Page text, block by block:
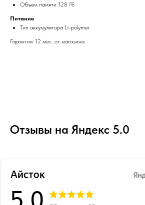
Объем памяти 128 Гб
Питание
Тип аккумулятора Li-polymer
Гарантия: 12 мес. от магазина
Отзывы на Яндекс 5.0